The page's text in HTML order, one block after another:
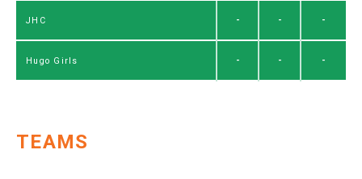
JHC - - -
Hugo Girls - - -
TEAMS